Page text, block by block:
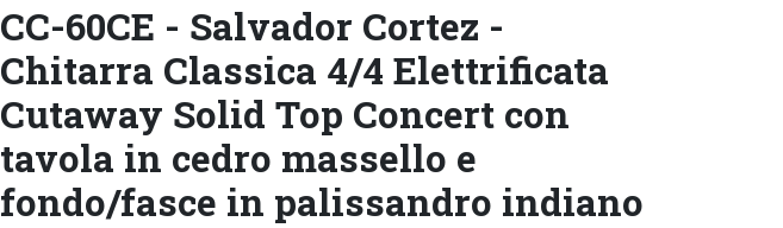
CC-60CE - Salvador Cortez -
Chitarra Classica 4/4 Elettrificata
Cutaway Solid Top Concert con
tavola in cedro massello e
fondo/fasce in palissandro indiano